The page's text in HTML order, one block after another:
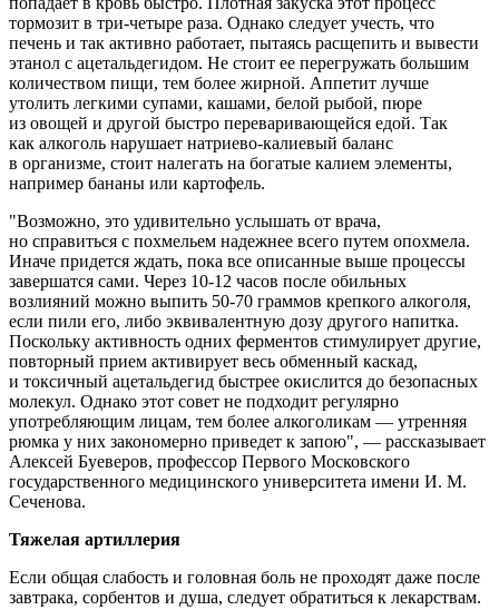
тормозит в три-четыре раза. Однако следует учесть, что
печень и так активно работает, пытаясь расщепить и вывести
этанол с ацетальдегидом. Не стоит ее перегружать большим
количеством пищи, тем более жирной. Аппетит лучше
утолить легкими супами, кашами, белой рыбой, пюре
из овощей и другой быстро переваривающейся едой. Так
как алкоголь нарушает натриево-калиевый баланс
в организме, стоит налегать на богатые калием элементы,
например бананы или картофель.
"Возможно, это удивительно услышать от врача,
но справиться с похмельем надежнее всего путем опохмела.
Иначе придется ждать, пока все описанные выше процессы
завершатся сами. Через 10-12 часов после обильных
возлияний можно выпить 50-70 граммов крепкого алкоголя,
если пили его, либо эквивалентную дозу другого напитка.
Поскольку активность одних ферментов стимулирует другие,
повторный прием активирует весь обменный каскад,
и токсичный ацетальдегид быстрее окислится до безопасных
молекул. Однако этот совет не подходит регулярно
употребляющим лицам, тем более алкоголикам — утренняя
рюмка у них закономерно приведет к запою", — рассказывает
Алексей Буеверов, профессор Первого Московского
государственного медицинского университета имени И. М.
Сеченова.
Тяжелая артиллерия
Если общая слабость и головная боль не проходят даже после
завтрака, сорбентов и душа, следует обратиться к лекарствам.